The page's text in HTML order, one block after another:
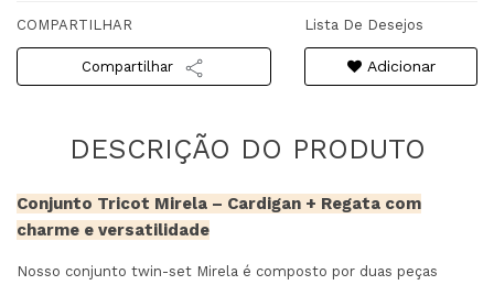
COMPARTILHAR
Compartilhar
Lista De Desejos
Adicionar
Conjunto Tricot Mirela – Cardigan + Regata com
charme e versatilidade
Nosso conjunto twin-set Mirela é composto por duas peças